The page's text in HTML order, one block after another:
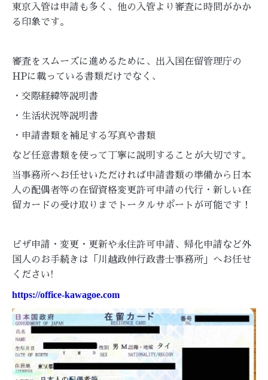
東京入管は申請も多く、他の入管より審査に時間がかか
る印象です。
審査をスムーズに進めるために、出入国在留管理庁の
HPに載っている書類だけでなく、
・交際経緯等説明書
・生活状況等説明書
・申請書類を補足する写真や書類
など任意書類を使って丁寧に説明することが大切です。
当事務所へお任せいただければ申請書類の準備から日本
人の配偶者等の在留資格変更許可申請の代行・新しい在
留カードの受け取りまでトータルサポートが可能です！
ビザ申請・変更・更新や永住許可申請、帰化申請など外
国人のお手続きは「川越政伸行政書士事務所」へお任せ
ください!
https://office-kawagoe.com